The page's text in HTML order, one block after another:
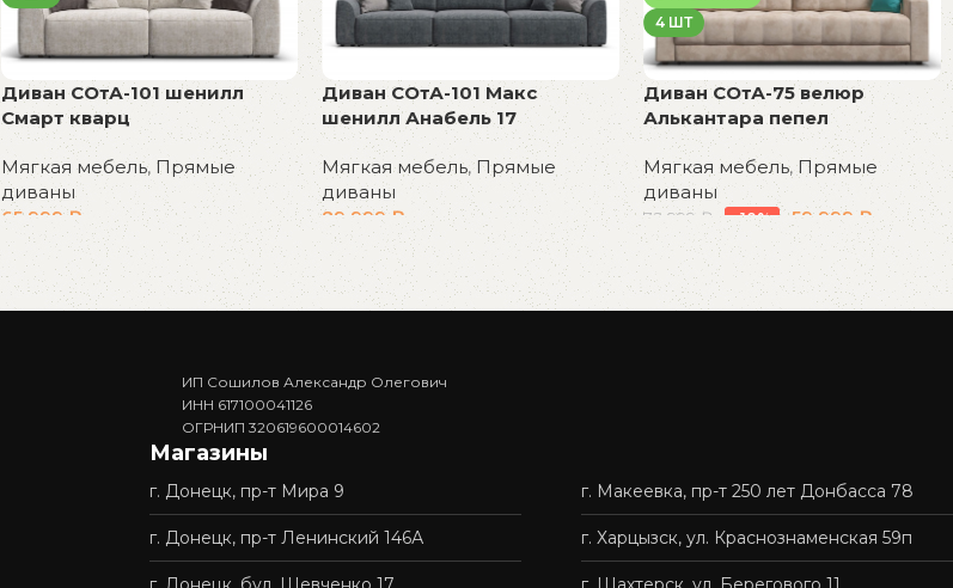
Диван СОтА-101 шенилл
Смарт кварц
Мягкая мебель, Прямые
диваны
65 999₽
В корзину
Диван СОтА-101 Макс
шенилл Анабель 17
Мягкая мебель,Прямые
диваны
89 999 ₽
В корзину
4 ШТ
Диван СОтА-75 велюр
Алькантара пепел
Мягкая мебель,Прямые
диваны
72 999 ₽ -18% 59 999 ₽
В корзину
ИП Сошилов Александр Олегович
ИНН 617100041126
ОГРНИП 320619600014602
Магазины
г. Донецк, пр-т Мира 9
г. Донецк, пр-т Ленинский 146А
г. Макеевка, пр-т 250 лет Донбасса 78
г. Харцызск, ул. Краснознаменская 59п